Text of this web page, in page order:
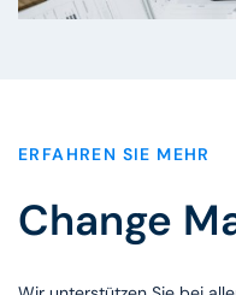
ERFAHREN SIE MEHR
Change